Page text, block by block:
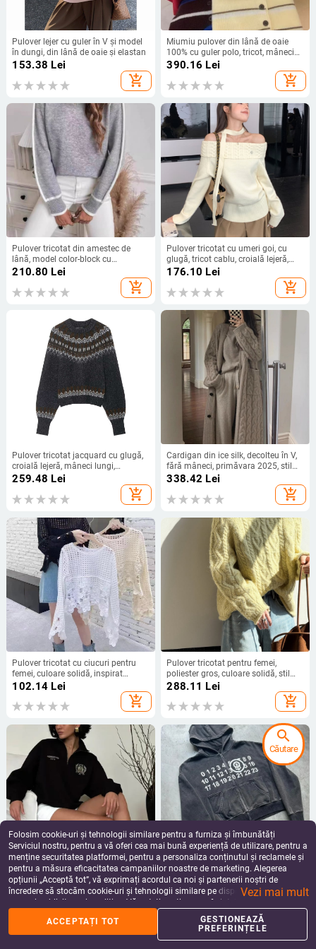
Pulover lejer cu guler în V și model
în dungi, din lână de oaie și elastan
153.38 Lei
add_shopping_cart
Miumiu pulover din lână de oaie
100% cu guler polo, tricot, mâneci
lungi, model în dungi, stil coreean,
390.16 Lei
add_shopping_cart
Pulover tricotat din amestec de
lână, model color-block cu
patchwork, guler înalt, mâneci lungi,
210.80 Lei
add_shopping_cart
Pulover tricotat cu umeri goi, cu
glugă, tricot cablu, croială lejeră,
mâneci lungi
176.10 Lei
add_shopping_cart
Pulover tricotat jacquard cu glugă,
croială lejeră, mâneci lungi,
poliester 95%+, iarna 2025
259.48 Lei
add_shopping_cart
Cardigan din ice silk, decolteu în V,
fără mâneci, primăvara 2025, stil
coreean
338.42 Lei
add_shopping_cart
Pulover tricotat cu ciucuri pentru
femei, culoare solidă, inspirat
vintage, guler rotund, toamnă–
102.14 Lei
add_shopping_cart
Pulover tricotat pentru femei,
poliester gros, culoare solidă, stil
coreean casual, guler rotund
288.11 Lei
add_shopping_cart
Pulover pentru femei cu guler polo
și căptușeală din fleece, croială
lejeră, lungime medie, mâneci lungi,
fermoar, amestec bumbac-poliester
201.88 - 249.22Lei
add_shopping_cart
Hanorac imprimat cu glugă, croială
lejeră, mâneci lungi, amestec
poliester-spandex, 80–90% spandex
238.35 - 289.75Lei
add_shopping_cart
Folosim cookie-uri și tehnologii similare pentru a furniza și îmbunătăți
Serviciul nostru, pentru a vă oferi cea mai bună experiență de utilizare, pentru a
menține securitatea platformei, pentru a personaliza conținutul și reclamele și
pentru a măsura eficacitatea campaniilor noastre de marketing. Alegerea
opțiunii „Acceptă tot”, vă exprimați acordul ca noi și partenerii noștri de
încredere să stocăm cookie-uri și tehnologii similare pe dispozitivul dvs. în
scopuri publicitare și analitice. Vă puteți gestiona preferințele în orice moment
făcând clic pe „Gestionează preferințele”. Pentru mai multe informații, vă
rugăm să consultațiPolitica noastră de confidențialitate.
Vezi mai mult
ACCEPTAȚI TOT
GESTIONEAZĂ
PREFERINȚELE
search
Căutare